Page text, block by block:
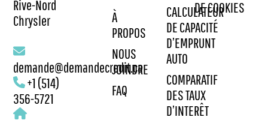
Rive-Nord
Chrysler
demande@demandecredit.ca
+1 (514)
356-5721
À
PROPOS
NOUS
JOINDRE
FAQ
CALCULATEUR
DE CAPACITÉ
D’EMPRUNT
AUTO
COMPARATIF
DES TAUX
D’INTERÊT
DE COOKIES